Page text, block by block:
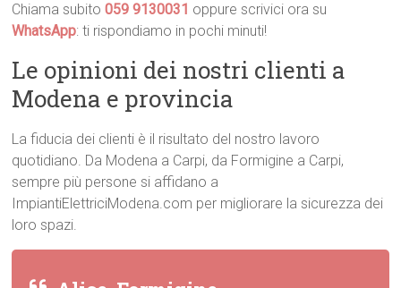
Chiama subito059 9130031 oppure scrivici ora su
WhatsApp: ti rispondiamo in pochi minuti!
Le opinioni dei nostri clienti a
Modena e provincia
La fiducia dei clienti è il risultato del nostro lavoro
quotidiano. Da Modena a Carpi, da Formigine a Carpi,
sempre più persone si affidano a
ImpiantiElettriciModena.com per migliorare la sicurezza dei
loro spazi.